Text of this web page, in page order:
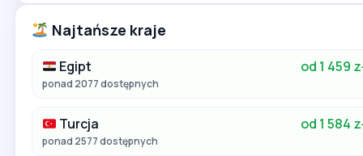
Najtańsze kraje
Egipt od 1 459
ponad 2077 dostępnych
Turcja od 1 584
ponad 2577 dostępnych